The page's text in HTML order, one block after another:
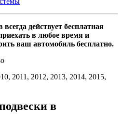
действует бесплатная
в любое время и
ваш автомобиль бесплатно.
2011, 2012, 2013, 2014, 2015,
в